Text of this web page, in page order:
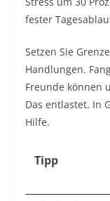
fester
Setzen Sie
Handlungen.
Freunde können
Das entlastet. In
Hilfe.​
Tipp